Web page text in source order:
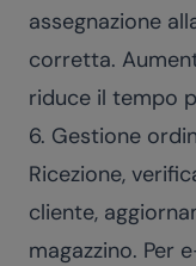
assegnazione
corretta.
riduce il tempo
6. Gestione
Ricezione,
cliente,
magazzino. Per